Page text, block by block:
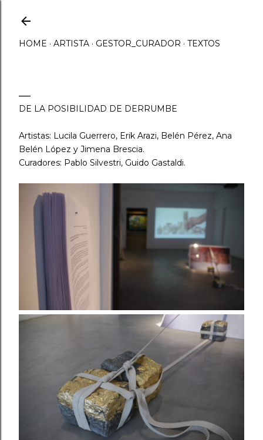
HOME ARTISTA GESTOR_CURADOR TEXTOS
DE LA POSIBILIDAD DE DERRUMBE
Artistas: Lucila Guerrero, Erik Arazi, Belén Pérez, Ana
Belén López y Jimena Brescia.
Curadores: Pablo Silvestri, Guido Gastaldi.